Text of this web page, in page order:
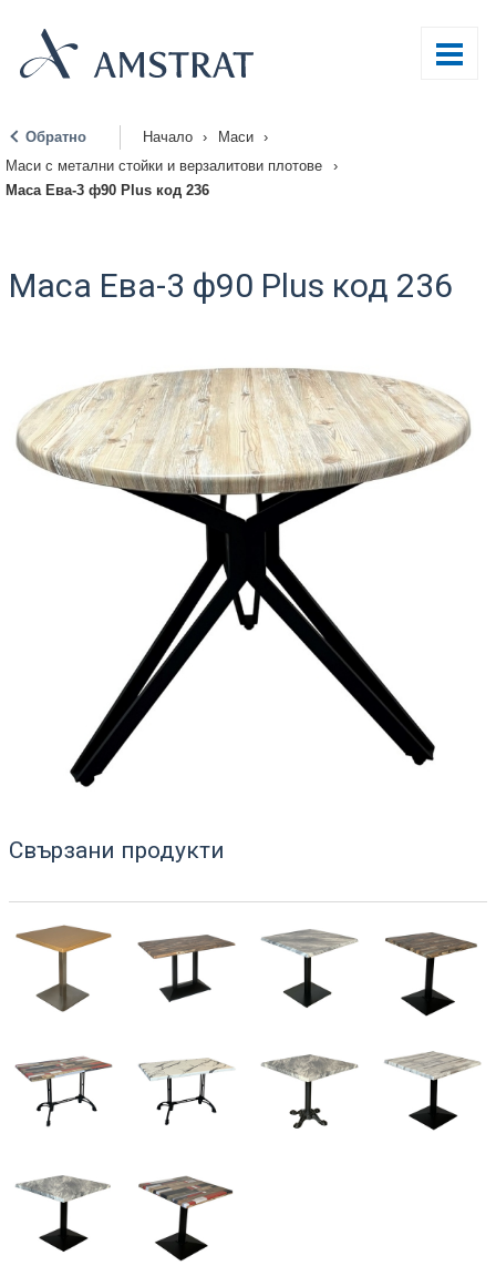
Обратно Начало › Маси
›
Маси с метални стойки и верзалитови плотове
›
Маса Ева-3 ф90 Plus код 236
Маса Ева-3 ф90 Plus код 236
Свързани продукти